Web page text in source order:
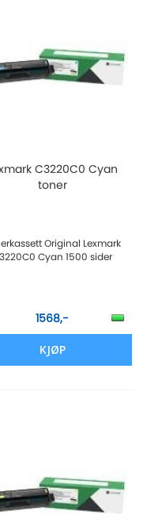
C3220C0 Cyan
toner
Original Lexmark
Cyan 1500 sider
1568,-
KJØP